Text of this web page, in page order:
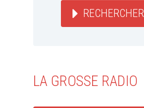
RECHERCHER
LA GROSSE RADIO